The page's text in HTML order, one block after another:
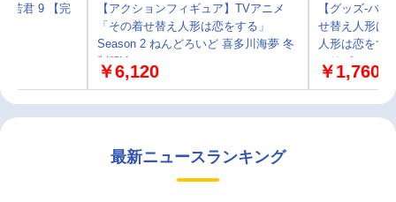
若君 9 【完
【アクションフィギュア】TVアニメ
「その着せ替え人形は恋をする」
Season 2 ねんどろいど 喜多川海夢 冬
制服Ver.
￥6,120
【グッズ-バ
せ替え人形は
人形は恋をす
（リズ）
￥1,760
最新ニュースランキング